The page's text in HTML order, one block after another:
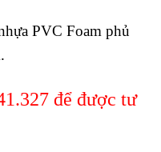
PVC Foam phủ
để được tư